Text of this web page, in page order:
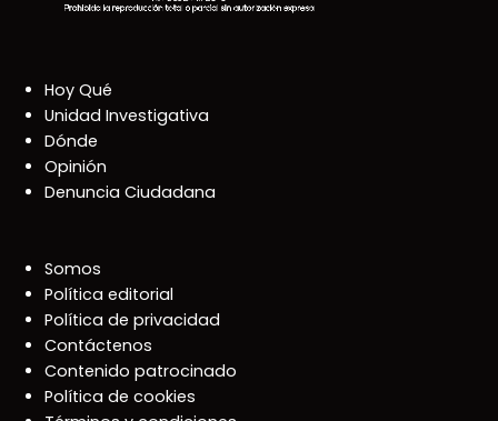
Hoy Qué
Unidad Investigativa
Dónde
Opinión
Denuncia Ciudadana
Somos
Política editorial
Política de privacidad
Contáctenos
Contenido patrocinado
Política de cookies